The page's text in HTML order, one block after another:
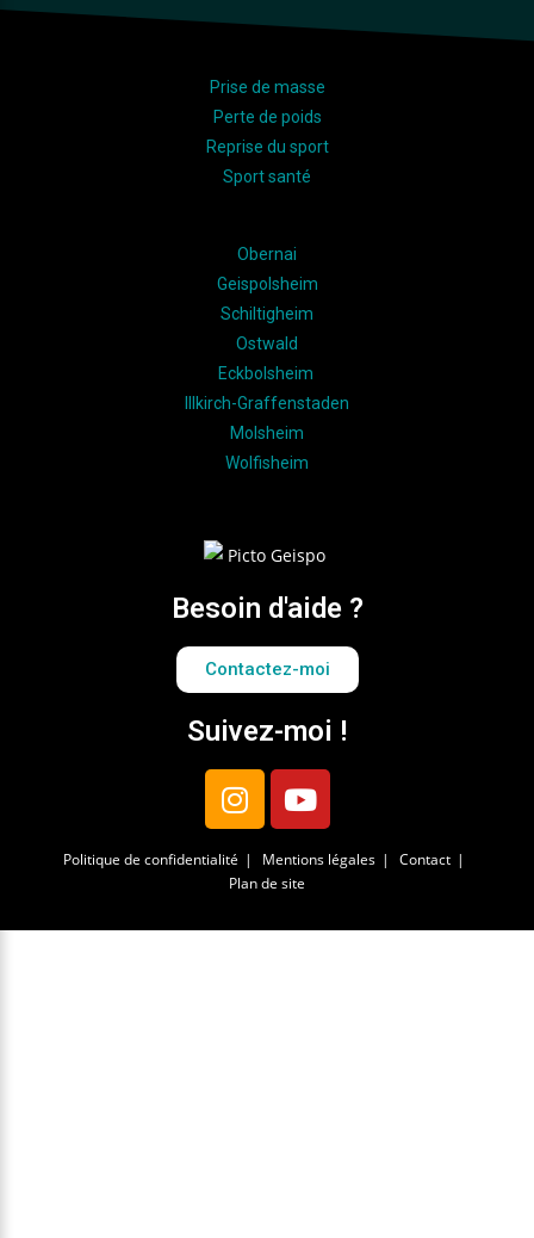
Prise de masse
Perte de poids
Reprise du sport
Sport santé
Obernai
Geispolsheim
Schiltigheim
Ostwald
Eckbolsheim
Illkirch-Graffenstaden
Molsheim
Wolfisheim
Besoin d'aide ?
Contactez-moi
Suivez-moi !
Politique de confidentialité Mentions légales
Contact
Plan de site